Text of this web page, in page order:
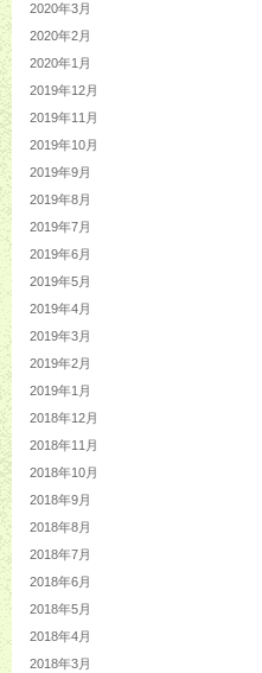
2020年3月
2020年2月
2020年1月
2019年12月
2019年11月
2019年10月
2019年9月
2019年8月
2019年7月
2019年6月
2019年5月
2019年4月
2019年3月
2019年2月
2019年1月
2018年12月
2018年11月
2018年10月
2018年9月
2018年8月
2018年7月
2018年6月
2018年5月
2018年4月
2018年3月